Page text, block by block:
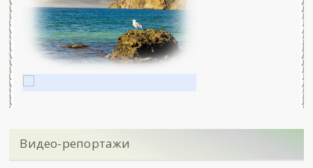
Видео-репортажи